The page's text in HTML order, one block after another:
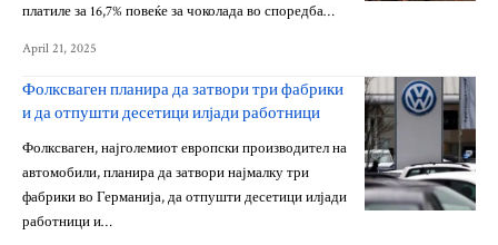
платиле за 16,7% повеќе за чоколада во споредба…
April 21, 2025
Фолксваген планира да затвори три фабрики
и да отпушти десетици илјади работници
Фолксваген, најголемиот европски производител на
автомобили, планира да затвори најмалку три
фабрики во Германија, да отпушти десетици илјади
работници и…